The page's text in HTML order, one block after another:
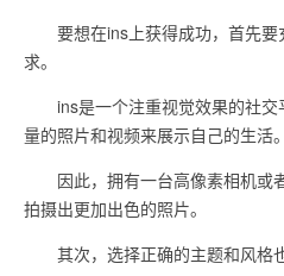
要想在ins上获得成功，首先要
求。
ins是一个注重视觉效果的社交
量的照片和视频来展示自己的生活。
因此，拥有一台高像素相机或
拍摄出更加出色的照片。
其次，选择正确的主题和风格也